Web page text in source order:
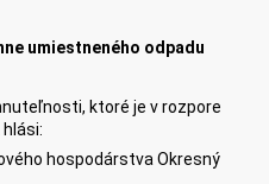
umiestneného odpadu
ktoré je v rozpore
hospodárstva Okresný